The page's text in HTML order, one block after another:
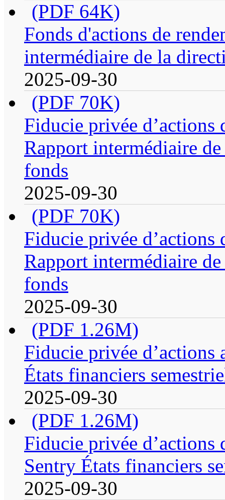
(PDF 64K)
Fonds d'actions de
intermédiaire de la
2025-09-30
(PDF 70K)
Fiducie privée d’actions
Rapport intermédiaire
fonds
2025-09-30
(PDF 70K)
Fiducie privée d’actions
Rapport intermédiaire
fonds
2025-09-30
(PDF 1.26M)
Fiducie privée d’actions
États financiers
2025-09-30
(PDF 1.26M)
Fiducie privée d’actions
Sentry États financiers
2025-09-30